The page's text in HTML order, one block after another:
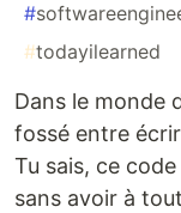
#
#todayilearned
Dans le monde
fossé entre
Tu sais, ce
sans avoir à